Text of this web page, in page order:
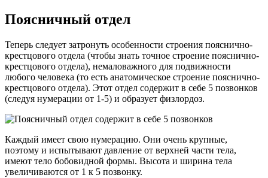
Поясничный отдел
Теперь следует затронуть особенности строения пояснично-
крестцового отдела (чтобы знать точное строение пояснично-
крестцового отдела), немаловажного для подвижности
любого человека (то есть анатомическое строение пояснично-
крестцового отдела). Этот отдел содержит в себе 5 позвонков
(следуя нумерации от 1-5) и образует физлордоз.
Каждый имеет свою нумерацию. Они очень крупные,
поэтому и испытывают давление от верхней части тела,
имеют тело бобовидной формы. Высота и ширина тела
увеличиваются от 1 к 5 позвонку.